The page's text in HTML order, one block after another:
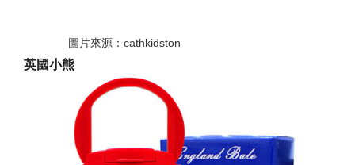
圖片來源：cathkidston
英國小熊